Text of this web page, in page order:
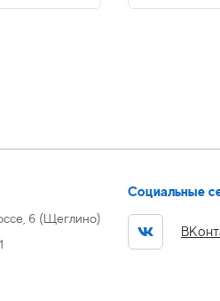
6 (Щеглино)
Социальные